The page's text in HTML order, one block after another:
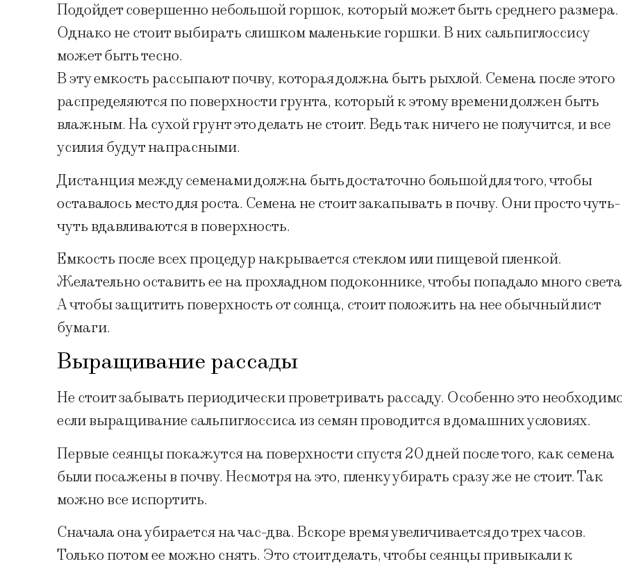
Подойдет совершенно небольшой горшок, который может быть среднего размера.
Однако не стоит выбирать слишком маленькие горшки. В них сальпиглоссису
может быть тесно.
В эту емкость рассыпают почву, которая должна быть рыхлой. Семена после этого
распределяются по поверхности грунта, который к этому времени должен быть
влажным. На сухой грунт это делать не стоит. Ведь так ничего не получится, и все
усилия будут напрасными.
Дистанция между семенами должна быть достаточно большой для того, чтобы
оставалось место для роста. Семена не стоит закапывать в почву. Они просто чуть-
чуть вдавливаются в поверхность.
Емкость после всех процедур накрывается стеклом или пищевой пленкой.
Желательно оставить ее на прохладном подоконнике, чтобы попадало много
А чтобы защитить поверхность от солнца, стоит положить на нее обычный лист
бумаги.
Выращивание рассады
Не стоит забывать периодически проветривать рассаду. Особенно это
если выращивание сальпиглоссиса из семян проводится в домашних условиях.
Первые сеянцы покажутся на поверхности спустя 20 дней после того, как семена
были посажены в почву. Несмотря на это, пленку убирать сразу же не стоит. Так
можно все испортить.
Сначала она убирается на час-два. Вскоре время увеличивается до трех часов.
Только потом ее можно снять. Это стоит делать, чтобы сеянцы привыкали к